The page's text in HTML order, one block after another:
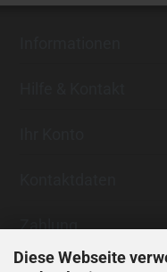
Diese Webseite
Zahlung